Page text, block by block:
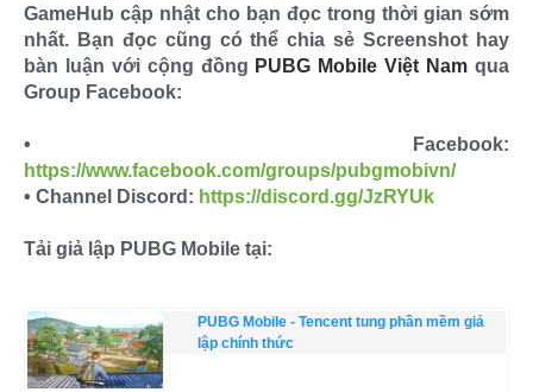
GameHub cập nhật cho bạn đọc trong thời gian sớm
nhất. Bạn đọc cũng có thể chia sẻ Screenshot hay
bàn luận với cộng đồng PUBG Mobile Việt Nam qua
Group Facebook:
• Facebook:
https://www.facebook.com/groups/pubgmobivn/
• Channel Discord: https://discord.gg/JzRYUk
Tải giả lập PUBG Mobile tại:
PUBG Mobile - Tencent tung phần mềm giả
lập chính thức